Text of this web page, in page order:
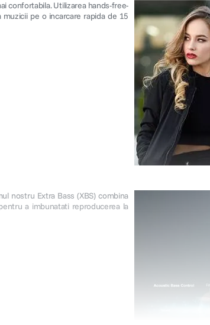
confortabila. Utilizarea hands-free-
pe o incarcare rapida de 15
nostru Extra Bass (XBS) combina
a imbunatati reproducerea la